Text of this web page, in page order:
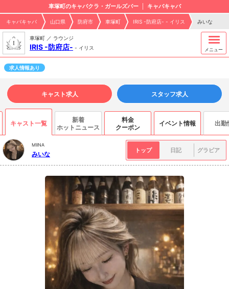
車塚町のキャバクラ・ガールズバー キャバキャバ
キャバキャバ 山口県 防府市 車塚町 IRIS -防府店- - イリス みいな
車塚町 ／ ラウンジ
IRIS -防府店- - イリス メニュー
求人情報あり
キャスト求人 スタッフ求人
キャスト一覧
新着
ホットニュース
料金
クーポン
イベント情報 出勤
MIINA
みいな トップ 日記 グラビア